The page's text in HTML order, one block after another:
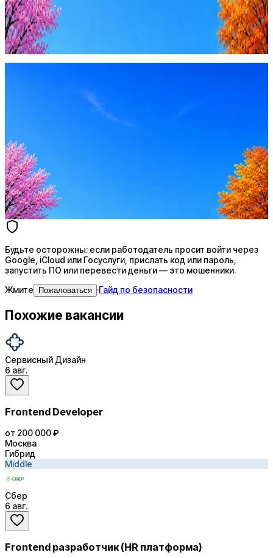
Будьте осторожны: если работодатель просит войти через
Google, iCloud или Госуслуги, прислать код или пароль,
запустить ПО или перевести деньги — это мошенники.
Жмите Пожаловаться
Стратегия поиска с AI: рынки, позиции, вилка, каналы
Будьте осторожны: если работодатель просит войти через
Google, iCloud или Госуслуги, прислать код или пароль,
запустить ПО или перевести деньги — это мошенники.
Жмите
Пожаловаться ·Гайд по безопасности
Похожие вакансии
Сервисный Дизайн
6 авг.
Frontend Developer
от 200 000 ₽
Москва
Гибрид
Middle
Сбер
6 авг.
Frontend разработчик (HR платформа)